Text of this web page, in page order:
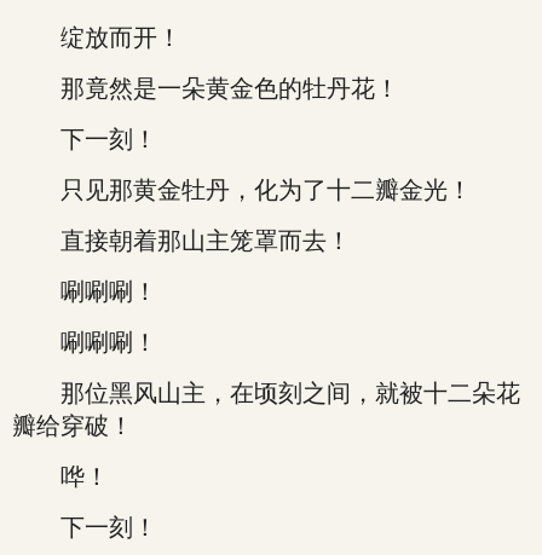
绽放而开！
那竟然是一朵黄金色的牡丹花！
下一刻！
只见那黄金牡丹，化为了十二瓣金光！
直接朝着那山主笼罩而去！
唰唰唰！
唰唰唰！
那位黑风山主，在顷刻之间，就被十二朵花
瓣给穿破！
哗！
下一刻！